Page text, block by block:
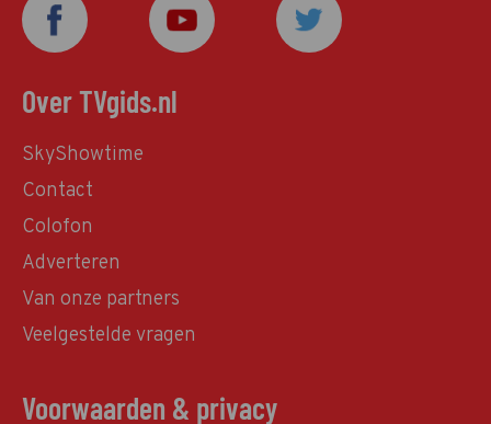
Over TVgids.nl
SkyShowtime
Contact
Colofon
Adverteren
Van onze partners
Veelgestelde vragen
Voorwaarden & privacy